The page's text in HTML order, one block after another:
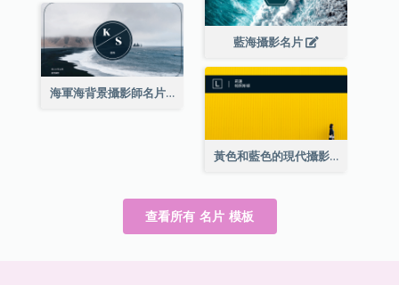
藍海攝影名片
海軍海背景攝影師名片
黃色和藍色的現代攝影師名片
查看所有 名片 模板